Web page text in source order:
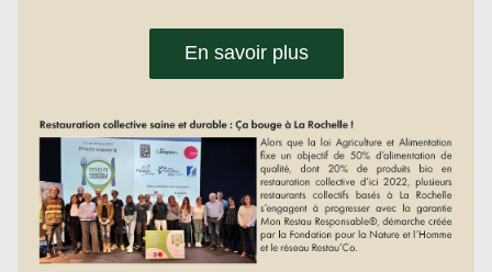
En savoir plus